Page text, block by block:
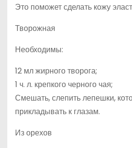
Это поможет сделать кожу
Творожная
Необходимы:
12 мл жирного творога;
1 ч. л. крепкого черного чая;
Смешать, слепить лепешки,
прикладывать к глазам.
Из орехов